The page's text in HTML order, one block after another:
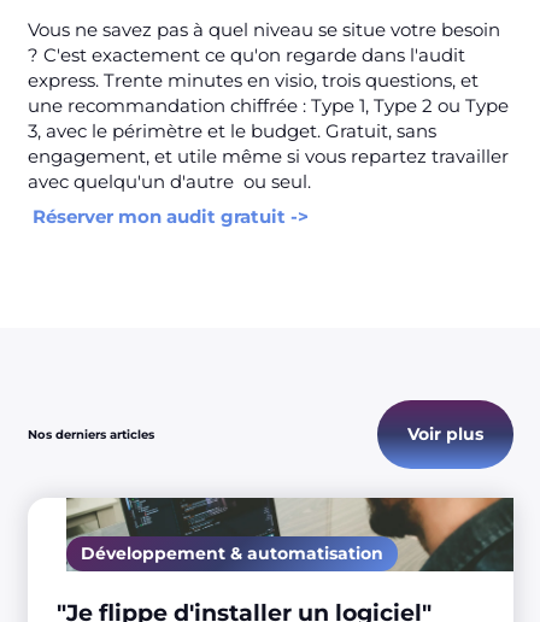
Vous ne savez pas à quel niveau se situe votre besoin
? C'est exactement ce qu'on regarde dans l'audit
express. Trente minutes en visio, trois questions, et
une recommandation chiffrée : Type 1, Type 2 ou Type
3, avec le périmètre et le budget. Gratuit, sans
engagement, et utile même si vous repartez travailler
avec quelqu'un d'autre ou seul.
Réserver mon audit gratuit ->
Nos derniers articles Voir plus
Développement & automatisation
"Je flippe d'installer un logiciel"